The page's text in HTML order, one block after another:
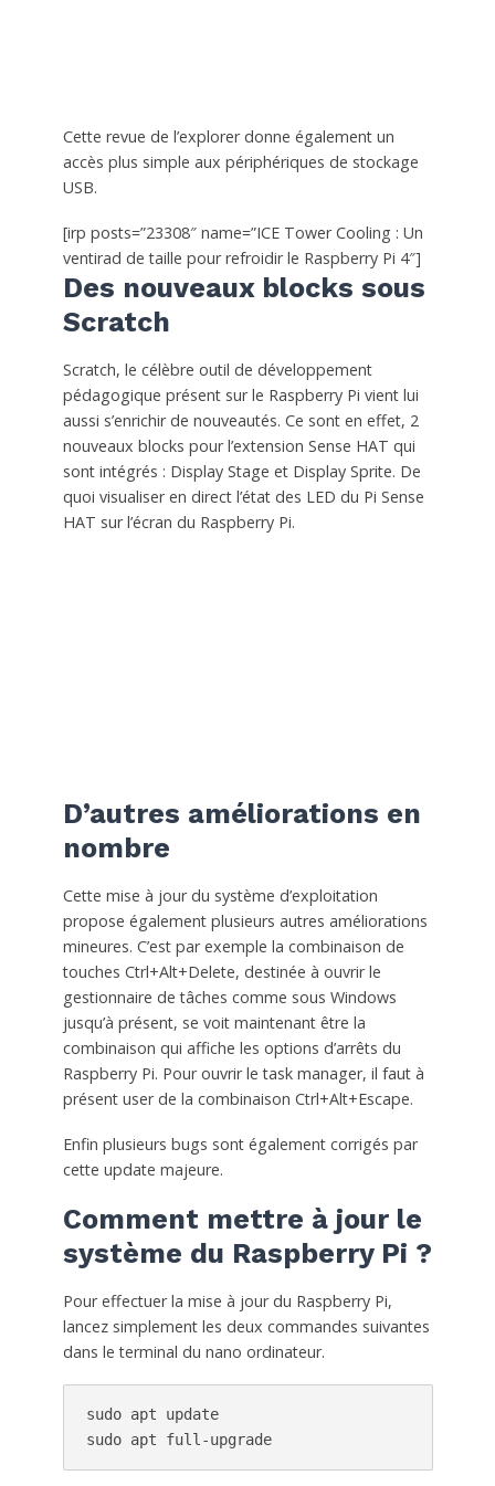
Cette revue de l’explorer donne également un
accès plus simple aux périphériques de stockage
USB.
[irp posts=”23308″ name=”ICE Tower Cooling : Un
ventirad de taille pour refroidir le Raspberry Pi 4″]
Des nouveaux blocks sous
Scratch
Scratch, le célèbre outil de développement
pédagogique présent sur le Raspberry Pi vient lui
aussi s’enrichir de nouveautés. Ce sont en effet, 2
nouveaux blocks pour l’extension Sense HAT qui
sont intégrés : Display Stage et Display Sprite. De
quoi visualiser en direct l’état des LED du Pi Sense
HAT sur l’écran du Raspberry Pi.
D’autres améliorations en
nombre
Cette mise à jour du système d’exploitation
propose également plusieurs autres améliorations
mineures. C’est par exemple la combinaison de
touches Ctrl+Alt+Delete, destinée à ouvrir le
gestionnaire de tâches comme sous Windows
jusqu’à présent, se voit maintenant être la
combinaison qui affiche les options d’arrêts du
Raspberry Pi. Pour ouvrir le task manager, il faut à
présent user de la combinaison Ctrl+Alt+Escape.
Enfin plusieurs bugs sont également corrigés par
cette update majeure.
Comment mettre à jour le
système du Raspberry Pi ?
Pour effectuer la mise à jour du Raspberry Pi,
lancez simplement les deux commandes suivantes
dans le terminal du nano ordinateur.
sudo apt update
sudo apt full-upgrade